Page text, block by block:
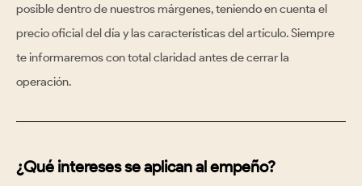
posible dentro de nuestros márgenes, teniendo en cuenta el
precio oficial del día y las características del artículo. Siempre
te informaremos con total claridad antes de cerrar la
operación.
¿Qué intereses se aplican al empeño?